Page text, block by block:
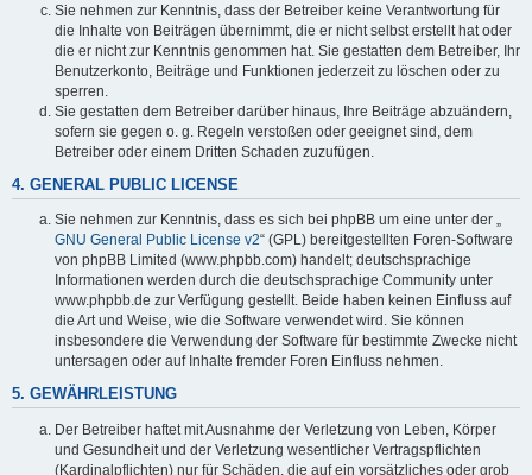
Sie nehmen zur Kenntnis, dass der Betreiber keine Verantwortung für
die Inhalte von Beiträgen übernimmt, die er nicht selbst erstellt hat oder
die er nicht zur Kenntnis genommen hat. Sie gestatten dem Betreiber, Ihr
Benutzerkonto, Beiträge und Funktionen jederzeit zu löschen oder zu
sperren.
Sie gestatten dem Betreiber darüber hinaus, Ihre Beiträge abzuändern,
sofern sie gegen o. g. Regeln verstoßen oder geeignet sind, dem
Betreiber oder einem Dritten Schaden zuzufügen.
4. GENERAL PUBLIC LICENSE
Sie nehmen zur Kenntnis, dass es sich bei phpBB um eine unter der „
GNU General Public License v2“ (GPL) bereitgestellten Foren-Software
von phpBB Limited (www.phpbb.com) handelt; deutschsprachige
Informationen werden durch die deutschsprachige Community unter
www.phpbb.de zur Verfügung gestellt. Beide haben keinen Einfluss auf
die Art und Weise, wie die Software verwendet wird. Sie können
insbesondere die Verwendung der Software für bestimmte Zwecke nicht
untersagen oder auf Inhalte fremder Foren Einfluss nehmen.
5. GEWÄHRLEISTUNG
Der Betreiber haftet mit Ausnahme der Verletzung von Leben, Körper
und Gesundheit und der Verletzung wesentlicher Vertragspflichten
(Kardinalpflichten) nur für Schäden, die auf ein vorsätzliches oder grob